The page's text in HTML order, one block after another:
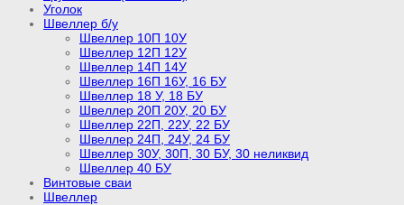
Уголок
Швеллер б/у
Швеллер 10П 10У
Швеллер 12П 12У
Швеллер 14П 14У
Швеллер 16П 16У, 16 БУ
Швеллер 18 У, 18 БУ
Швеллер 20П 20У, 20 БУ
Швеллер 22П, 22У, 22 БУ
Швеллер 24П, 24У, 24 БУ
Швеллер 30У, 30П, 30 БУ, 30 неликвид
Швеллер 40 БУ
Винтовые сваи
Швеллер